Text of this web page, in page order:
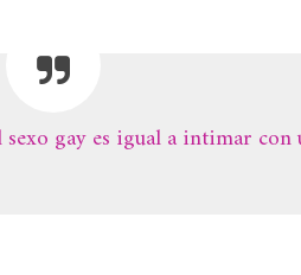
sexo gay es igual a intimar con